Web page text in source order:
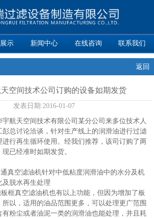
示 新闻中心 在线咨询 联系我们
返回
空间技术公司订购的设备如期发货
发表日期:2016-01-07
宇航天空间技术有限公司某分公司来多位技术人
彭总讨论洽谈，针对生产线上的润滑油进行过滤
进行再生循环使用。经我们推荐，该司订购了两
已经准时如期发货。
真空滤油机针对中低粘度润滑油中的水分及机
及脱水再生处理
框真空滤油机也有以上功能，但因为增加了板
以，适用的油品范围更多，可以处理更广范围
有粉尘或者油泥一类的润滑油也能处理，并且耗